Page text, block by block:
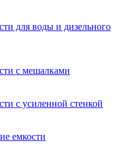
для воды и дизельного
с мешалками
с усиленной стенкой
емкости